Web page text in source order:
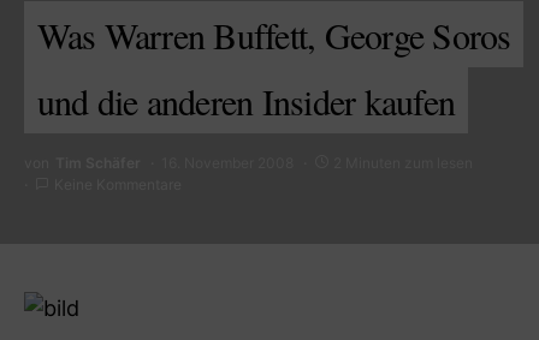
Was Warren Buffett, George Soros
und die anderen Insider kaufen